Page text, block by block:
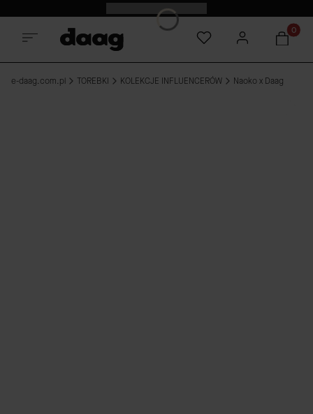
Odkryj nowości -15%
e-daag.com.pl TOREBKI KOLEKCJE INFLUENCERÓW Naoko x Daag